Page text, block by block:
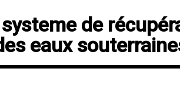
de
eaux